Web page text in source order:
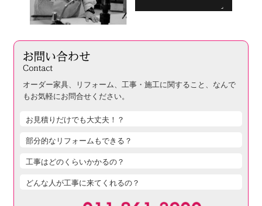
オーダー家具、リフォーム、工事・施工に関すること、 なんで
もお気軽にお問合せください。
お見積りだけでも大丈夫！？
部分的なリフォームもできる？
工事はどのくらいかかるの？
どんな人が工事に来てくれるの？